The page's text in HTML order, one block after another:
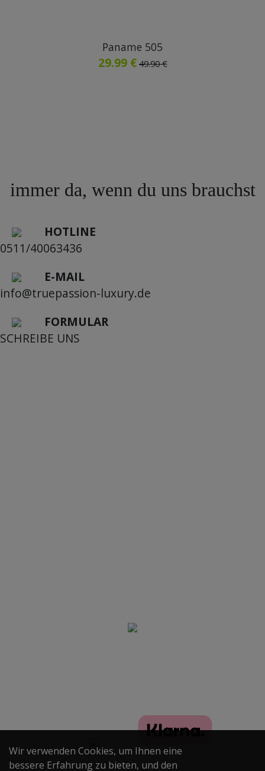
Paname 505
29.99 € 49.90 €
immer da, wenn du uns brauchst
HOTLINE
0511/40063436
E-MAIL
info@truepassion-luxury.de
FORMULAR
SCHREIBE UNS
zogenen Daten einverstanden. *
Wir verwenden Cookies, um Ihnen eine
bessere Erfahrung zu bieten, und den